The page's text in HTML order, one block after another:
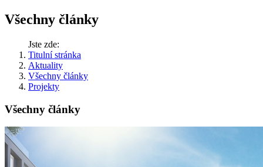
Všechny články
Jste zde:
Titulní stránka
Aktuality
Všechny články
Projekty
Všechny články